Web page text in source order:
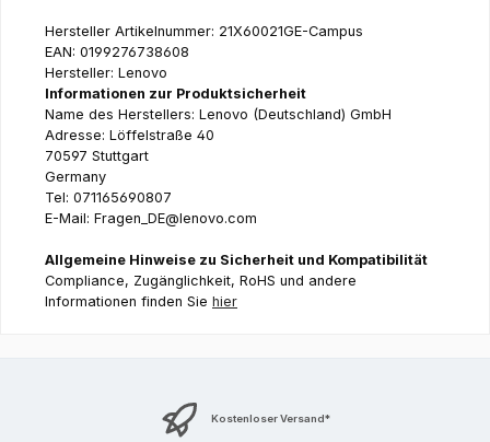
Hersteller Artikelnummer: 21X60021GE-Campus
EAN: 0199276738608
Hersteller: Lenovo
Informationen zur Produktsicherheit
Name des Herstellers: Lenovo (Deutschland) GmbH
Adresse: Löffelstraße 40
70597 Stuttgart
Germany
Tel: 071165690807
E-Mail: Fragen_DE@lenovo.com
Allgemeine Hinweise zu Sicherheit und Kompatibilität
Compliance, Zugänglichkeit, RoHS und andere
Informationen finden Sie hier
Kostenloser Versand*